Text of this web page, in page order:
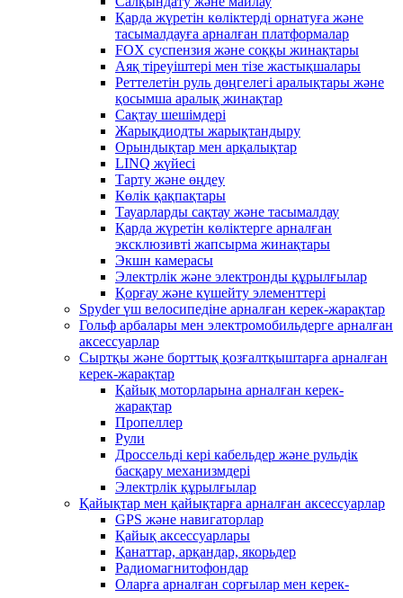
Қарда жүретін көліктерді орнатуға және
тасымалдауға арналған платформалар
FOX суспензия және соққы жинақтары
Аяқ тіреуіштері мен тізе жастықшалары
Реттелетін руль дөңгелегі аралықтары және
қосымша аралық жинақтар
Сақтау шешімдері
Жарықдиодты жарықтандыру
Орындықтар мен арқалықтар
LINQ жүйесі
Тарту және өңдеу
Көлік қақпақтары
Тауарларды сақтау және тасымалдау
Қарда жүретін көліктерге арналған
эксклюзивті жапсырма жинақтары
Экшн камерасы
Электрлік және электронды құрылғылар
Қорғау және күшейту элементтері
Spyder үш велосипедіне арналған керек-жарақтар
Гольф арбалары мен электромобильдерге арналған
аксессуарлар
Сыртқы және борттық қозғалтқыштарға арналған
керек-жарақтар
Қайық моторларына арналған керек-
жарақтар
Пропеллер
Рули
Дроссельді кері кабельдер және рульдік
басқару механизмдері
Электрлік құрылғылар
Қайықтар мен қайықтарға арналған аксессуарлар
GPS және навигаторлар
Қайық аксессуарлары
Қанаттар, арқандар, якорьдер
Радиомагнитофондар
Оларға арналған сорғылар мен керек-